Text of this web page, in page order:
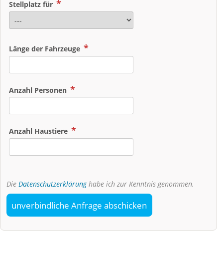
Stellplatz für
Länge der Fahrzeuge
Anzahl Personen
Anzahl Haustiere
Die Datenschutzerklärunghabe ich zur Kenntnis genommen.
unverbindliche Anfrage abschicken